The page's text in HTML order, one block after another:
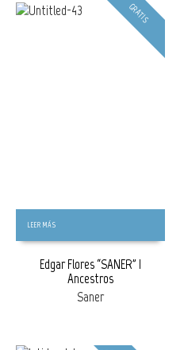
GRATIS
LEER MÁS
Edgar Flores “SANER” |
Ancestros
Saner